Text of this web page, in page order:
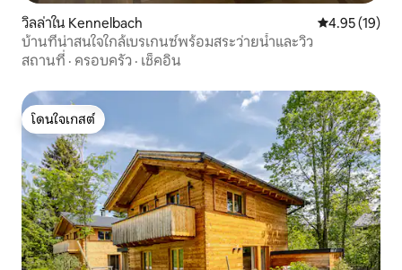
วิลล่าใน Kennelbach คะแนนเฉลี่ย
4.95 (19)
บ้านที่น่าสนใจใกล้เบรเกนซ์พร้อมสระว่ายน้ำและวิว
สถานที่ · ครอบครัว · เช็คอิน
โดนใจเกสต์
โดนใจเกสต์